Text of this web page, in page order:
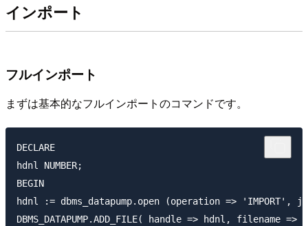
インポート
フルインポート
まずは基本的なフルインポートのコマンドです。
DECLARE
hdnl NUMBER;
BEGIN
hdnl := dbms_datapump.open (operation => 'IMPORT',
DBMS_DATAPUMP.ADD_FILE( handle => hdnl,